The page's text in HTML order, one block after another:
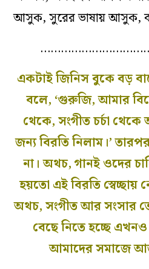
আসুক, সুরের ভাষায় আসুক,
একটাই জিনিস বুকে বড়
বলে, ‘গুরুজি, আমার
থেকে, সংগীত চর্চা থেকে
জন্য বিরতি নিলাম।’
না। অথচ, গানই ওদের
হয়তো এই বিরতি স্বেচ্ছায়
অথচ, সংগীত আর সংসার
বেছে নিতে হচ্ছে
আমাদের সমাজে